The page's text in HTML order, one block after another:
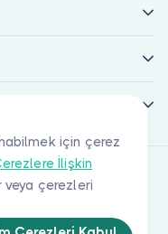
için çerez
İlişkin
veya çerezleri